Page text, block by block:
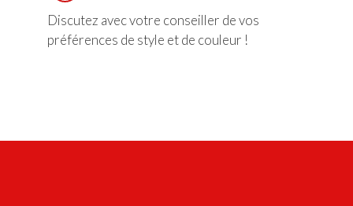
Discutez avec votre conseiller de vos
préférences de style et de couleur !